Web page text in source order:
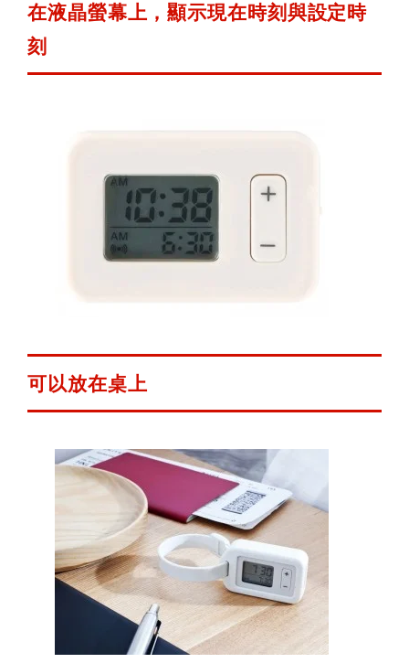
在液晶螢幕上，顯示現在時刻與設定時
刻
可以放在桌上